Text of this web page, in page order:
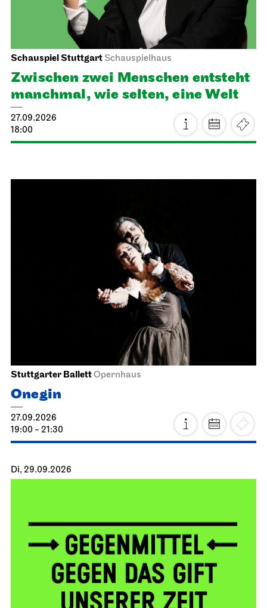
Schauspiel Stuttgart Schauspielhaus
Zwischen zwei Menschen ent­steht
manch­mal, wie selten, eine Welt
27.09.2026
18:00
Stuttgarter BallettOpernhaus
Onegin
27.09.2026
19:00 - 21:30
Di, 29.09.2026